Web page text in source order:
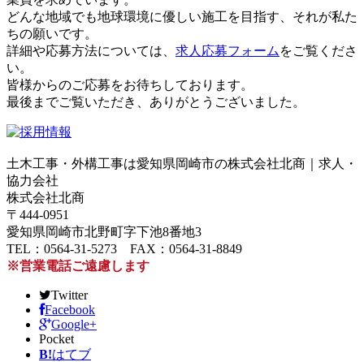
どんな地域でも地球環境に優しい施工を目指す、それが私た
ちの願いです。
詳細や応募方法については、 求人応募フォーム をご覧くださ
い。
皆様からのご応募をお待ちしております。
最後までご覧いただき、ありがとうございました。
土木工事・外構工事は愛知県岡崎市の株式会社北商｜求人・
協力会社
株式会社北商
〒444-0951
愛知県岡崎市北野町字下池8番地3
TEL：0564-31-5273 FAX：0564-31-8849
※営業電話ご遠慮します
Twitter
Facebook
Google+
Pocket
B!はてブ